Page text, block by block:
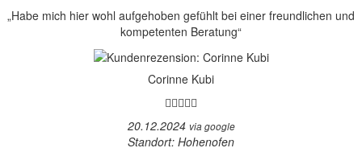
„Habe mich hier wohl aufgehoben gefühlt bei einer freundlichen und
kompetenten Beratung“
Corinne Kubi
20.12.2024 via google
Standort: Hohenofen